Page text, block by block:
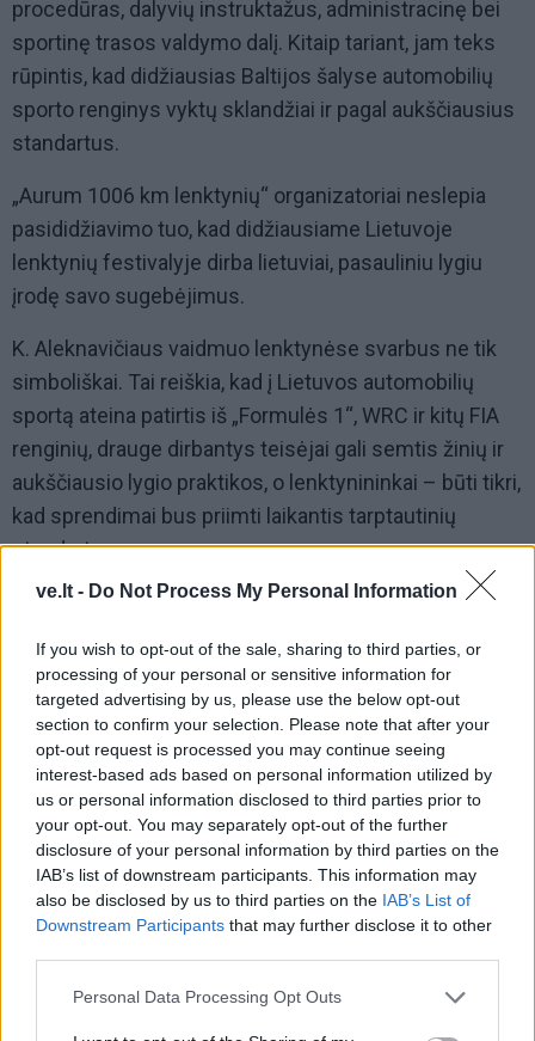
ve.lt - Do Not Process My Personal Information
If you wish to opt-out of the sale, sharing to third parties, or
processing of your personal or sensitive information for
targeted advertising by us, please use the below opt-out
section to confirm your selection. Please note that after your
opt-out request is processed you may continue seeing
interest-based ads based on personal information utilized by
us or personal information disclosed to third parties prior to
your opt-out. You may separately opt-out of the further
disclosure of your personal information by third parties on the
IAB’s list of downstream participants. This information may
also be disclosed by us to third parties on the IAB’s List of
Downstream Participants that may further disclose it to other
Personal Data Processing Opt Outs
procedūras, dalyvių instruktažus, administracinę bei
sportinę trasos valdymo dalį. Kitaip tariant, jam teks
rūpintis, kad didžiausias Baltijos šalyse automobilių
sporto renginys vyktų sklandžiai ir pagal aukščiausius
standartus.
„Aurum 1006 km lenktynių“ organizatoriai neslepia
pasididžiavimo tuo, kad didžiausiame Lietuvoje
lenktynių festivalyje dirba lietuviai, pasauliniu lygiu
įrodę savo sugebėjimus.
K. Aleknavičiaus vaidmuo lenktynėse svarbus ne tik
simboliškai. Tai reiškia, kad į Lietuvos automobilių
sportą ateina patirtis iš „Formulės 1“, WRC ir kitų FIA
renginių, drauge dirbantys teisėjai gali semtis žinių ir
aukščiausio lygio praktikos, o lenktynininkai – būti tikri,
kad sprendimai bus priimti laikantis tarptautinių
standartų.
Į Klaipėdą iš emigracijos
grįžusi Karina Kučinskienė
įvardijo didžiausią savo
norą
Jūros šventę anksčiau
puošęs Anatolijus
Klemencovas: gal jau
užtenka
Šiuo metu skaitomiausi